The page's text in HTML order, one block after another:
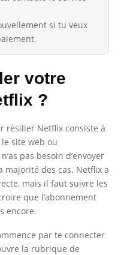
si tu veux
votre
?
résilier Netflix consiste à
site web ou
pas besoin d’envoyer
des cas. Netflix a
mais il faut suivre les
que l’abonnement
encore.
par te connecter
la rubrique de